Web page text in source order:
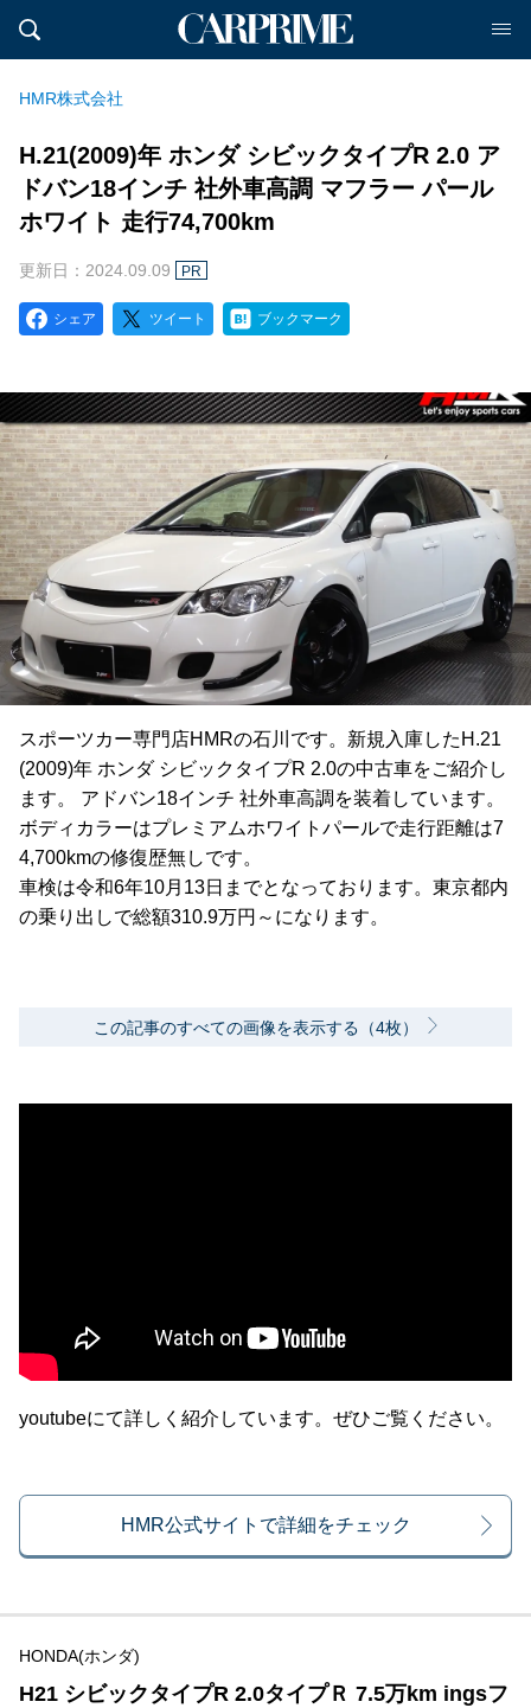
HMR株式会社
H.21(2009)年 ホンダ シビックタイプR 2.0 ア
ドバン18インチ 社外車高調 マフラー パール
ホワイト 走行74,700km
更新日：2024.09.09 PR
シェア ツイート ブックマーク
スポーツカー専門店HMRの石川です。新規入庫したH.21
(2009)年 ホンダ シビックタイプR 2.0の中古車をご紹介し
ます。 アドバン18インチ 社外車高調を装着しています。
ボディカラーはプレミアムホワイトパールで走行距離は7
4,700kmの修復歴無しです。
車検は令和6年10月13日までとなっております。東京都内
の乗り出しで総額310.9万円～になります。
この記事のすべての画像を表示する（4枚）
youtubeにて詳しく紹介しています。ぜひご覧ください。
HMR公式サイトで詳細をチェック
HONDA(ホンダ)
H21 シビックタイプR 2.0タイプＲ 7.5万km ingsフ